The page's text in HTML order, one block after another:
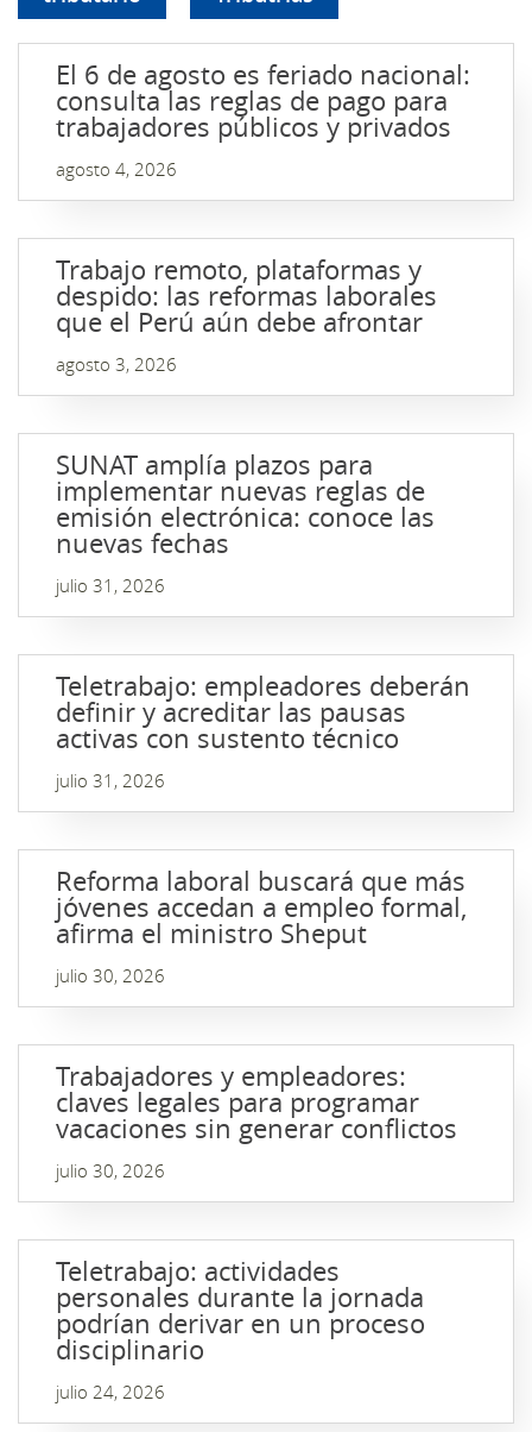
El 6 de agosto es feriado nacional:
consulta las reglas de pago para
trabajadores públicos y privados
agosto 4, 2026
Trabajo remoto, plataformas y
despido: las reformas laborales
que el Perú aún debe afrontar
agosto 3, 2026
SUNAT amplía plazos para
implementar nuevas reglas de
emisión electrónica: conoce las
nuevas fechas
julio 31, 2026
Teletrabajo: empleadores deberán
definir y acreditar las pausas
activas con sustento técnico
julio 31, 2026
Reforma laboral buscará que más
jóvenes accedan a empleo formal,
afirma el ministro Sheput
julio 30, 2026
Trabajadores y empleadores:
claves legales para programar
vacaciones sin generar conflictos
julio 30, 2026
Teletrabajo: actividades
personales durante la jornada
podrían derivar en un proceso
disciplinario
julio 24, 2026